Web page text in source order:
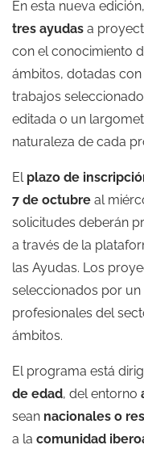
En esta nueva
tres ayudas a
con el conocimiento
ámbitos, dotadas con
trabajos
editada o un
naturaleza de cada
El plazo de
7 de octubre al
solicitudes deberán
a través de la
las Ayudas. Los
seleccionados por un
profesionales del
ámbitos.
El programa está
de edad, del entorno
sean nacionales o
a la comunidad